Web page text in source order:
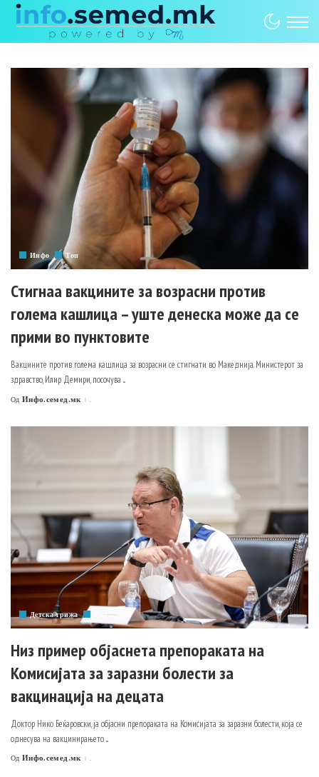
Инфо Топ
Стигнаа вакцините за возрасни против
голема кашлица – уште денеска може да се
прими во пунктовите
Вакцините против голема кашлица за возрасни се стигнати во Македнија. Министерот за
здравство, Илир Демири, посочува ...
Posted
Од Инфо.семед.мк .
Детска грижа Топ
Низ пример објаснета препораката на
Комисијата за заразни болести за
вакцинација на децата
Доктор Нико Беќаровски, ја објасни препораката на Комисијата за заразни болести, која се
однесува на вакцинирањето...
Posted
Од Инфо.семед.мк .